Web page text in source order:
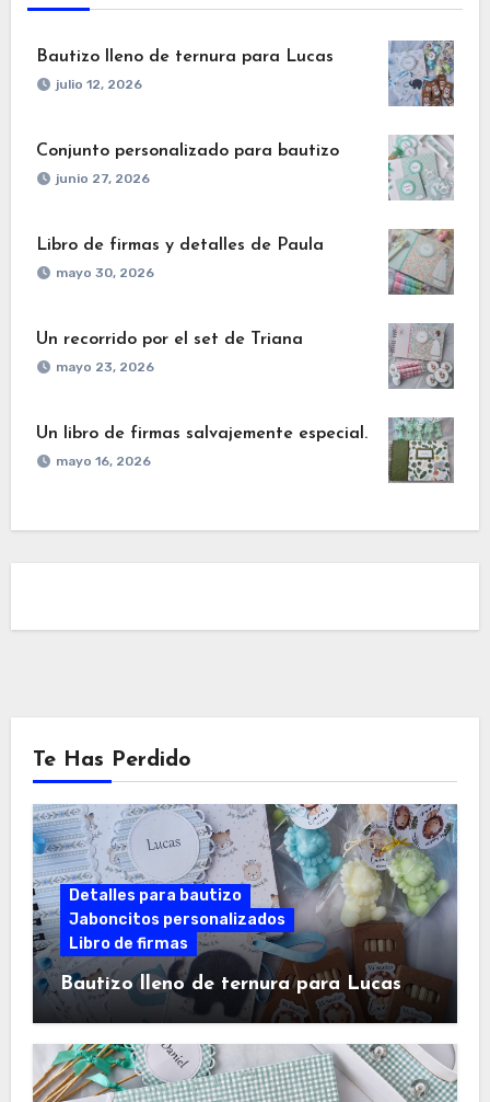
Bautizo lleno de ternura para Lucas
julio 12, 2026
Conjunto personalizado para bautizo
junio 27, 2026
Libro de firmas y detalles de Paula
mayo 30, 2026
Un recorrido por el set de Triana
mayo 23, 2026
Un libro de firmas salvajemente especial.
mayo 16, 2026
Te Has Perdido
Detalles para bautizo
Jaboncitos personalizados
Libro de firmas
Bautizo lleno de ternura para Lucas